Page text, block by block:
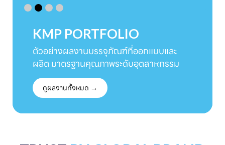
KMP PORTFOLIO
ตัวอย่างผลงานบรรจุภัณฑ์ที่ออกแบบและ
ผลิต มาตรฐานคุณภาพระดับอุตสาหกรรม
ดูผลงานทั้งหมด →